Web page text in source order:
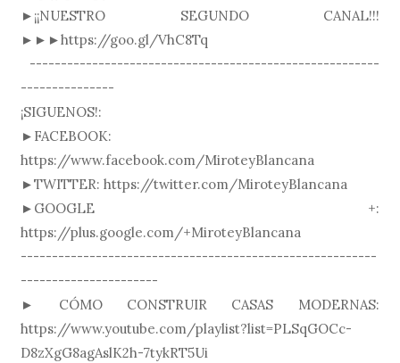
►¡¡NUESTRO SEGUNDO CANAL!!!
►►►https://goo.gl/VhC8Tq
--------------------------------------------------------
---------------
¡SIGUENOS!:
►FACEBOOK:
https://www.facebook.com/MiroteyBlancana
►TWITTER: https://twitter.com/MiroteyBlancana
►GOOGLE +:
https://plus.google.com/+MiroteyBlancana
---------------------------------------------------------
----------------------
► CÓMO CONSTRUIR CASAS MODERNAS:
https://www.youtube.com/playlist?list=PLSqGOCc-
D8zXgG8agAslK2h-7tykRT5Ui